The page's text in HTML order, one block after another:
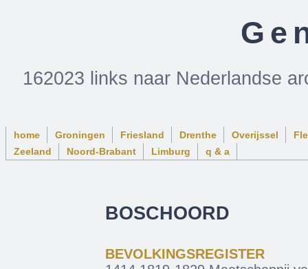
162023 links naar Nederlandse
home Groningen Friesland Drenthe Overijssel
Zeeland
Noord-Brabant Limburg q & a
BOSCHOORD
BEVOLKINGSREGISTER